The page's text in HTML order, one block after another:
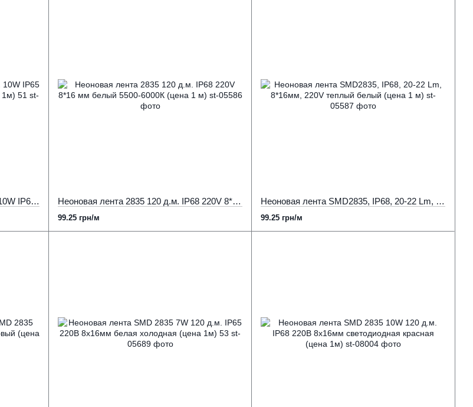
Неоновая лента AVT 2835 120 д.м. 10W IP65 220В 9х18мм холодный белый (цена 1м) 51 Неоновая лента 2835 120 д.м. IP68 220V 8*16 мм белый 5500-6000К (цена 1 м)
99.25 грн/м
Неоновая лента SMD2835, IP68, 20-22 Lm, 8*16мм, 220V теплый белый (цена 1 м)
99.25 грн/м